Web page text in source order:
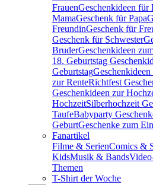
FrauenGeschenkideen für
MamaGeschenk für Papa
FreundinGeschenk für
Geschenk für Schwester
BruderGeschenkideen
18. Geburtstag
Geburtstag
zur RenteRichtfest
Geschenkideen zur
HochzeitSilberhochzeit
TaufeBabyparty
GeburtGeschenke zum
Fanartikel
Filme & SerienComics &
KidsMusik & Bands
Themen
T-Shirt der Woche